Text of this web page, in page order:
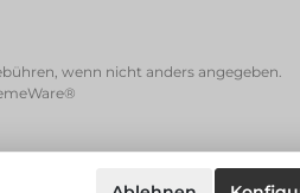
wenn nicht anders angegeben.